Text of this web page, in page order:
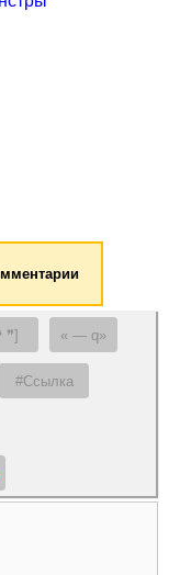
❞] — q
#Ссылка